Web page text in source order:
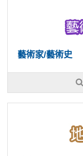
藝術家/藝術史